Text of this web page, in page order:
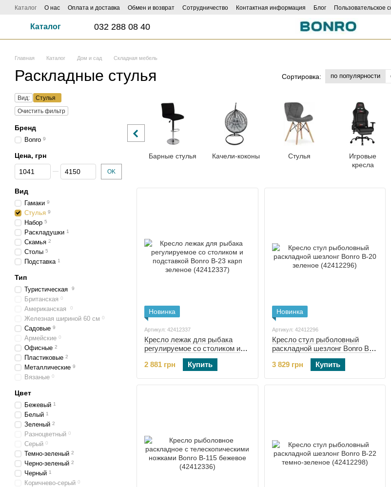
Перейти к основному контенту
Каталог О нас Оплата и доставка Обмен и возврат Сотрудничество Контактная информация Блог Пользовательское
Каталог 032 288 08 40
Главная Каталог Дом и сад Складная мебель
Раскладные стулья Сортировка: по популярности
Барные стулья Качели-коконы Стулья
Игровые
кресла
Новинка
Артикул: 42412337
Кресло лежак для рыбака
регулируемое со столиком и
подставкой Bonro B-23 карп
зеленое (42412337)
2 881 грн Купить
Новинка
Артикул: 42412296
Кресло стул рыболовный
раскладной шезлонг Bonro B-
20 зеленое (42412296)
3 829 грн
Купить
Вид:
Стулья
Очистить фильтр
Бренд
Bonro 9
Цена, грн
От Цена, грн
До Цена, грн OK
Вид
Гамаки 9
Стулья 9
Набор 5
Раскладушки 1
Скамья 2
Столы 5
Подставка 1
Тип
Туристическая 9
Британская 0
Американская 0
Железная шириной 60 см 0
Садовые 9
Армейские 0
Офисные 2
Пластиковые 2
Металлические 9
Вязаные 0
Цвет
Бежевый 1
Белый 1
Зеленый 2
Разноцветный 0
Серый 0
Темно-зеленый 2
Черно-зеленый 2
Черный 1
Коричнево-серый 0